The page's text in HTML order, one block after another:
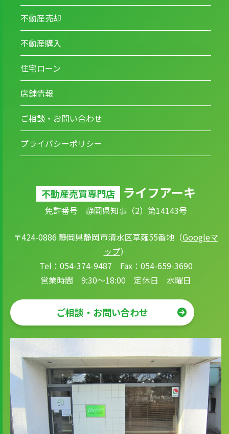
不動産売却
不動産購入
住宅ローン
店舗情報
ご相談・お問い合わせ
プライバシーポリシー
不動産売買専門店 ライフアーキ
免許番号 静岡県知事（2）第14143号
〒424-0886 静岡県静岡市清水区草薙55番地（Googleマ
ップ）
Tel：054-374-9487 Fax：054-659-3690
営業時間 9:30～18:00 定休日 水曜日
ご相談・お問い合わせ